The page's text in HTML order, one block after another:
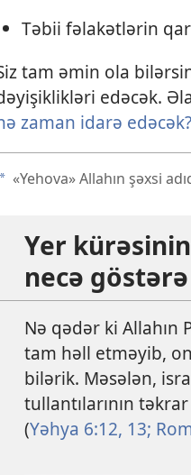
Təbii fəlakətlərin
tam əmin ola
edəcək.
zaman idarə
a «Yehova» Allahın şəxsi
Yer kürəsinin
necə
Nə qədər ki Allahın
tam həll etməyib,
bilərik. Məsələn,
tullantılarının
(Yəhya 6:12, 13;